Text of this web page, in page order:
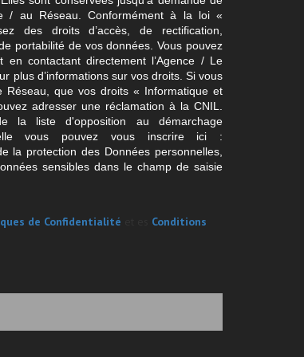
/ au Réseau. Conformément à la loi «
des droits d’accès, de rectification,
portabilité de vos données. Vous pouvez
contactant directement l’Agence / Le
plus d’informations sur vos droits. Si vous
que vos droits « Informatique et
adresser une réclamation à la CNIL.
la liste d'opposition au démarchage
vous pouvez vous inscrire ici :
la protection des Données personnelles,
sensibles dans le champ de saisie
de Confidentialité
Conditions